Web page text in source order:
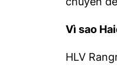
Vì sao
HLV